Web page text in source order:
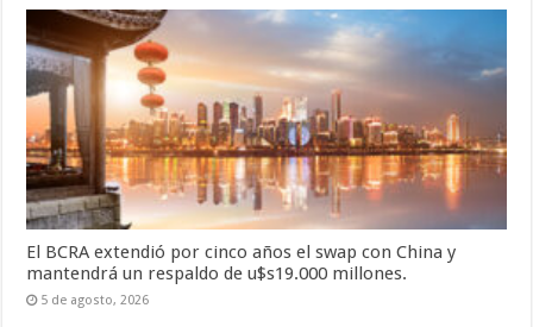
El BCRA extendió por cinco años el swap con China y
mantendrá un respaldo de u$s19.000 millones.
5 de agosto, 2026